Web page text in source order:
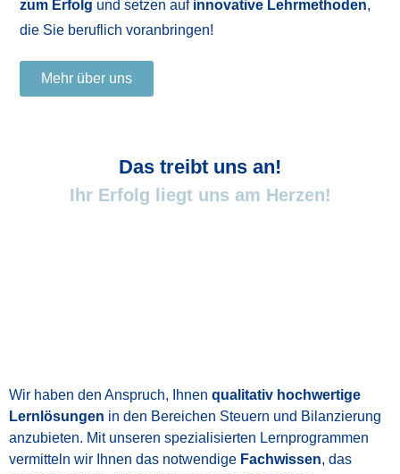
zum Erfolg und setzen auf innovative Lehrmethoden,
die Sie beruflich voranbringen!
Mehr über uns
Das treibt uns an!
Ihr Erfolg liegt uns am Herzen!
Wir haben den Anspruch, Ihnen qualitativ hochwertige
Lernlösungen in den Bereichen Steuern und Bilanzierung
anzubieten. Mit unseren spezialisierten Lernprogrammen
vermitteln wir Ihnen das notwendige Fachwissen, das